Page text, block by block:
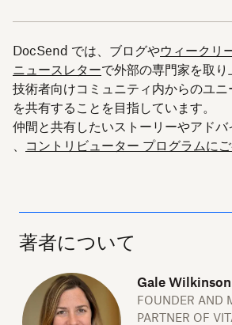
DocSend では、ブログやウィークリ
ニュースレターで外部の専門家を取り
技術者向けコミュニティ内からのユ
を共有することを目指しています。
仲間と共有したいストーリーやアド
、 コントリビューター プログラムに
著者について
Gale Wilkinson
FOUNDER AND
PARTNER OF